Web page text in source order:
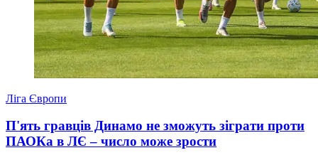
Ліга Європи
П'ять гравців Динамо не зможуть зіграти проти
ПАОКа в ЛЄ – число може зрости